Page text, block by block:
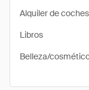
Alquiler de coches
Libros
Belleza/